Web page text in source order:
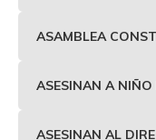
ASAMBLEA
ASESINAN A NIÑO
ASESINAN AL